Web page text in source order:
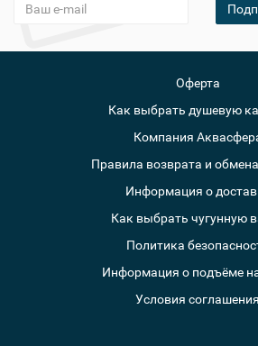
Оферта
Как выбрать душевую
Компания
Правила возврата и
Информация о
Как выбрать чугунную
Политика
Информация о подъёме
Условия соглашения